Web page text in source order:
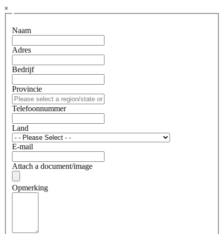
×
Naam
Adres
Bedrijf
Provincie
Telefoonnummer
Land
E-mail
Attach a document/image
Opmerking